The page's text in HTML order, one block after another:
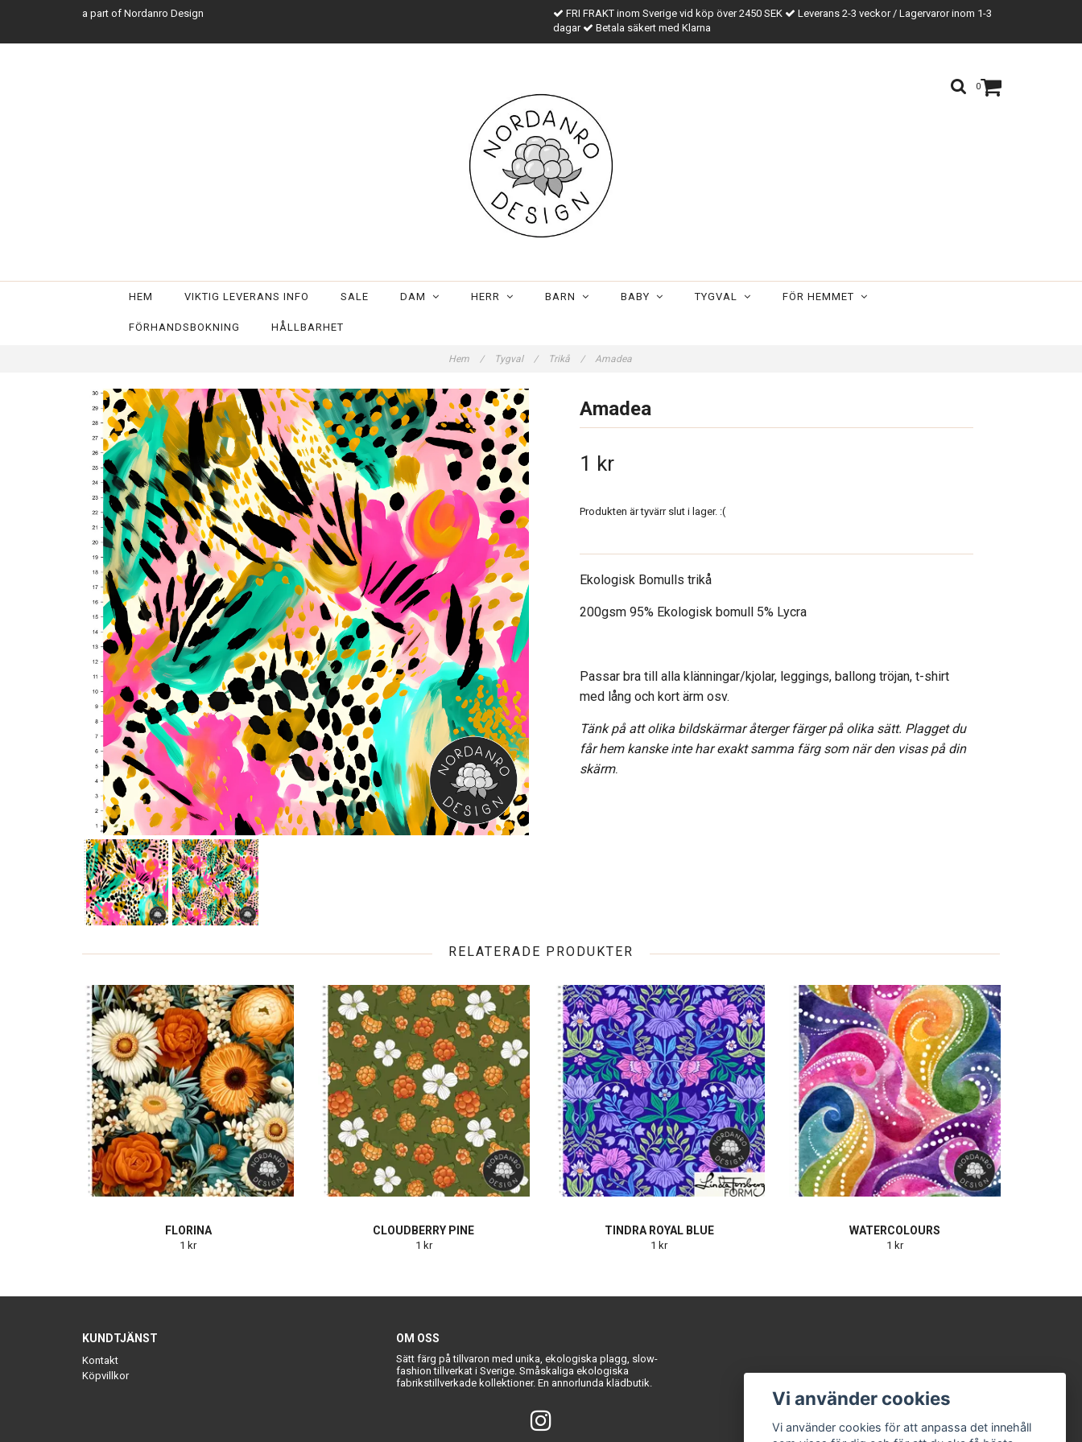
a part of Nordanro Design FRI FRAKT inom Sverige vid köp över 2450 SEK
Leverans 2-3 veckor / Lagervaror inom 1-3
dagar
Betala säkert med Klarna
0
HEM VIKTIG LEVERANS INFO SALE DAM HERR BARN BABY TYGVAL FÖR HEMMET
FÖRHANDSBOKNING HÅLLBARHET
Hem / Tygval / Trikå / Amadea
Amadea
1 kr
Produkten är tyvärr slut i lager. :(
Ekologisk Bomulls trikå
200gsm 95% Ekologisk bomull 5% Lycra
Passar bra till alla klänningar/kjolar, leggings, ballong tröjan, t-shirt
med lång och kort ärm osv.
Tänk på att olika bildskärmar återger färger på olika sätt. Plagget du
får hem kanske inte har exakt samma färg som när den visas på din
skärm.
RELATERADE PRODUKTER
FLORINA
1 kr
CLOUDBERRY PINE
1 kr
TINDRA ROYAL BLUE
1 kr
WATERCOLOURS
1 kr
KUNDTJÄNST
Kontakt
Köpvillkor
OM OSS
Sätt färg på tillvaron med unika, ekologiska plagg, slow-
fashion tillverkat i Sverige. Småskaliga ekologiska
fabrikstillverkade kollektioner. En annorlunda klädbutik.
Vi använder cookies
Vi använder cookies för att anpassa det innehåll